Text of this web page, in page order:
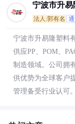
宁波市升易
法人:郭有名
宁波市升易隆塑料
供应PP、POM、
制造领域。公司拥
供优势为全球客户
管理备受行业认可。